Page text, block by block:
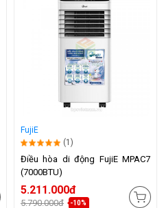
FujiE
(1)
Điều hòa di động FujiE MPAC7
(7000BTU)
5.211.000đ
5.790.000đ -10%